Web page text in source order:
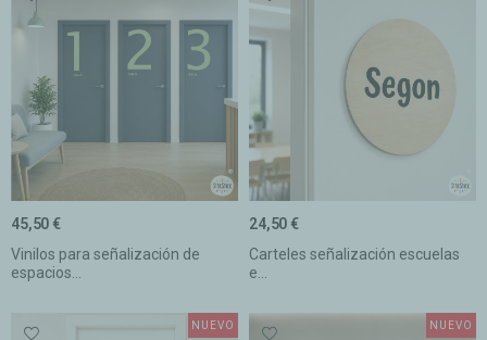
Vinilos para señalización de
espacios...
45,50 €
Carteles señalización escuelas
e...
24,50 €
NUEVO NUEVO